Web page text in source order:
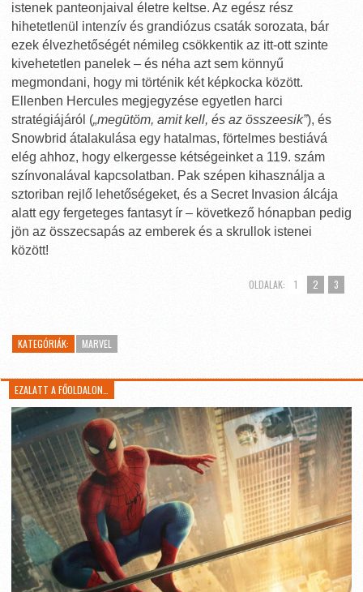
istenek panteonjaival életre keltse. Az egész rész
hihetetlenül intenzív és grandiózus csaták sorozata, bár
ezek élvezhetőségét némileg csökkentik az itt-ott szinte
kivehetetlen panelek – és néha azt sem könnyű
megmondani, hogy mi történik két képkocka között.
Ellenben Hercules megjegyzése egyetlen harci
stratégiájáról („megütöm, amit kell, és az összeesik”), és
Snowbrid átalakulása egy hatalmas, förtelmes bestiává
elég ahhoz, hogy elkergesse kétségeinket a 119. szám
színvonalával kapcsolatban. Pak szépen kihasználja a
sztoriban rejlő lehetőségeket, és a Secret Invasion álcája
alatt egy fergeteges fantasyt ír – következő hónapban pedig
jön az összecsapás az emberek és a skrullok istenei
között!
OLDALAK: 1 2 3
KATEGÓRIÁK: MARVEL
EZALATT A FŐOLDALON…